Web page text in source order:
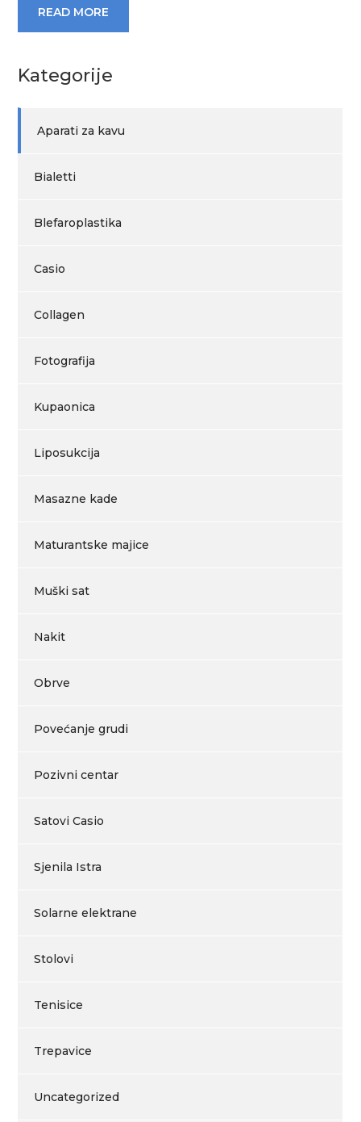
READ MORE
Kategorije
Aparati za kavu
Bialetti
Blefaroplastika
Casio
Collagen
Fotografija
Kupaonica
Liposukcija
Masazne kade
Maturantske majice
Muški sat
Nakit
Obrve
Povećanje grudi
Pozivni centar
Satovi Casio
Sjenila Istra
Solarne elektrane
Stolovi
Tenisice
Trepavice
Uncategorized